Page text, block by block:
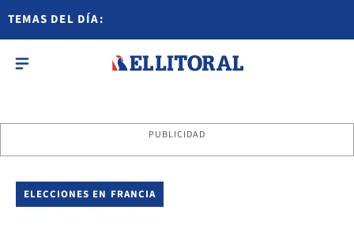
TEMAS DEL DÍA:
PUBLICIDAD
ELECCIONES EN FRANCIA